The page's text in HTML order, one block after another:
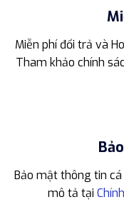
Miễn phí đổi trả và
Tham khảo chính
Bảo mật thông tin
mô tả tại